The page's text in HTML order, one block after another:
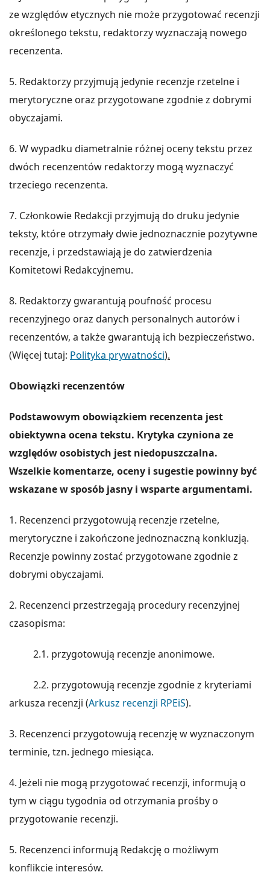
ze względów etycznych nie może przygotować recenzji
określonego tekstu, redaktorzy wyznaczają nowego
recenzenta.
5. Redaktorzy przyjmują jedynie recenzje rzetelne i
merytoryczne oraz przygotowane zgodnie z dobrymi
obyczajami.
6. W wypadku diametralnie różnej oceny tekstu przez
dwóch recenzentów redaktorzy mogą wyznaczyć
trzeciego recenzenta.
7. Członkowie Redakcji przyjmują do druku jedynie
teksty, które otrzymały dwie jednoznacznie pozytywne
recenzje, i przedstawiają je do zatwierdzenia
Komitetowi Redakcyjnemu.
8. Redaktorzy gwarantują poufność procesu
recenzyjnego oraz danych personalnych autorów i
recenzentów, a także gwarantują ich bezpieczeństwo.
(Więcej tutaj: Polityka prywatności).
Obowiązki recenzentów
Podstawowym obowiązkiem recenzenta jest
obiektywna ocena tekstu. Krytyka czyniona ze
względów osobistych jest niedopuszczalna.
Wszelkie komentarze, oceny i sugestie powinny być
wskazane w sposób jasny i wsparte argumentami.
1. Recenzenci przygotowują recenzje rzetelne,
merytoryczne i zakończone jednoznaczną konkluzją.
Recenzje powinny zostać przygotowane zgodnie z
dobrymi obyczajami.
2. Recenzenci przestrzegają procedury recenzyjnej
czasopisma:
2.1. przygotowują recenzje anonimowe.
2.2. przygotowują recenzje zgodnie z kryteriami
arkusza recenzji (Arkusz recenzji RPEiS).
3. Recenzenci przygotowują recenzję w wyznaczonym
terminie, tzn. jednego miesiąca.
4. Jeżeli nie mogą przygotować recenzji, informują o
tym w ciągu tygodnia od otrzymania prośby o
przygotowanie recenzji.
5. Recenzenci informują Redakcję o możliwym
konflikcie interesów.